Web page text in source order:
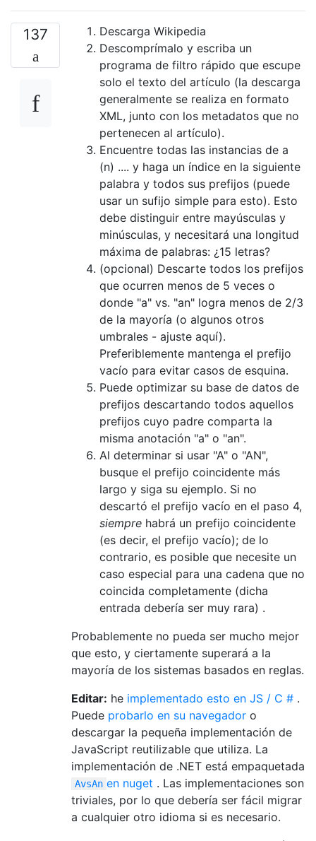
137
Descarga Wikipedia
Descomprímalo y escriba un
programa de filtro rápido que escupe
solo el texto del artículo (la descarga
generalmente se realiza en formato
XML, junto con los metadatos que no
pertenecen al artículo).
Encuentre todas las instancias de a
(n) .... y haga un índice en la siguiente
palabra y todos sus prefijos (puede
usar un sufijo simple para esto). Esto
debe distinguir entre mayúsculas y
minúsculas, y necesitará una longitud
máxima de palabras: ¿15 letras?
(opcional) Descarte todos los prefijos
que ocurren menos de 5 veces o
donde "a" vs. "an" logra menos de 2/3
de la mayoría (o algunos otros
umbrales - ajuste aquí).
Preferiblemente mantenga el prefijo
vacío para evitar casos de esquina.
Puede optimizar su base de datos de
prefijos descartando todos aquellos
prefijos cuyo padre comparta la
misma anotación "a" o "an".
Al determinar si usar "A" o "AN",
busque el prefijo coincidente más
largo y siga su ejemplo. Si no
descartó el prefijo vacío en el paso 4,
siempre habrá un prefijo coincidente
(es decir, el prefijo vacío); de lo
contrario, es posible que necesite un
caso especial para una cadena que no
coincida completamente (dicha
entrada debería ser muy rara) .
Probablemente no pueda ser mucho mejor
que esto, y ciertamente superará a la
mayoría de los sistemas basados ​​en reglas.
Editar: he implementado esto en JS / C # .
Puede probarlo en su navegador o
descargar la pequeña implementación de
JavaScript reutilizable que utiliza. La
implementación de .NET está empaquetada
AvsAn en nuget . Las implementaciones son
triviales, por lo que debería ser fácil migrar
a cualquier otro idioma si es necesario.